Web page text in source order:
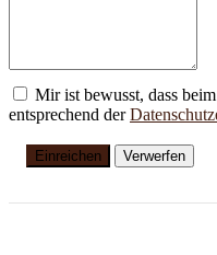
Mir ist bewusst, dass
entsprechend der
Einreichen Verwerfen